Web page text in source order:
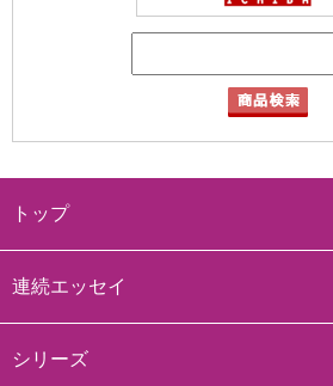
トップ
連続エッセイ
シリーズ